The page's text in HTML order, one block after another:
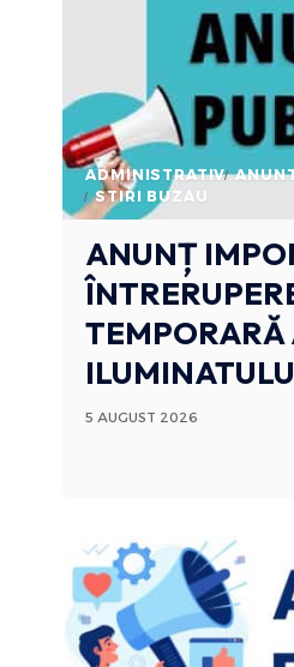
ADMINISTRATIV
STIRI BUZAU
ANUNȚ
TEMPORARĂ
5 AUGUST 2026